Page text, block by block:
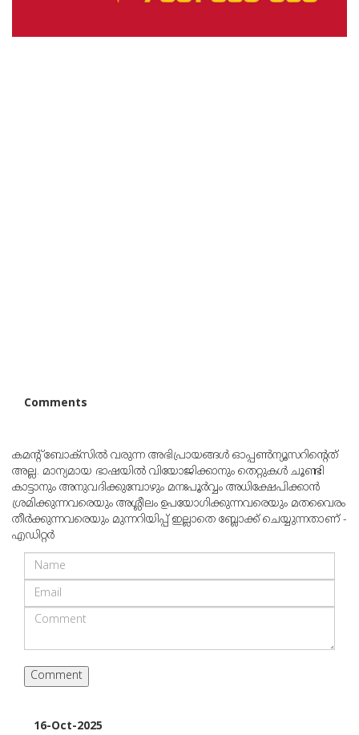
Comments
കമന്റ് ബോക്‌സില്‍ വരുന്ന അഭിപ്രായങ്ങള്‍ ഓപ്പൺന്യൂസറിന്റെത്
അല്ല. മാന്യമായ ഭാഷയില്‍ വിയോജിക്കാനും തെറ്റുകള്‍ ചൂണ്ടി
കാട്ടാനും അനുവദിക്കുമ്പോഴും മനഃപൂര്‍വ്വം അധിക്ഷേപിക്കാന്‍
ശ്രമിക്കുന്നവരെയും അശ്ലീലം ഉപയോഗിക്കുന്നവരെയും മതവൈരം
തീര്‍ക്കുന്നവരെയും മുന്നറിയിപ്പ് ഇല്ലാതെ ബ്ലോക്ക് ചെയ്യുന്നതാണ് -
എഡിറ്റര്‍
16-Oct-2025